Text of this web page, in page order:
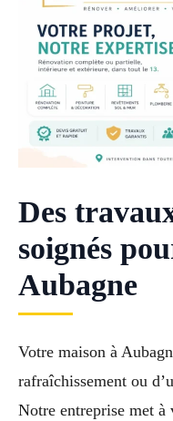
Des
soignés
Aubagne
Votre maison à
rafraîchissement ou
Notre entreprise met à